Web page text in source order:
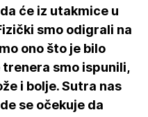
će iz utakmice u
smo odigrali na
ono što je bilo
smo ispunili,
i bolje. Sutra nas
se očekuje da